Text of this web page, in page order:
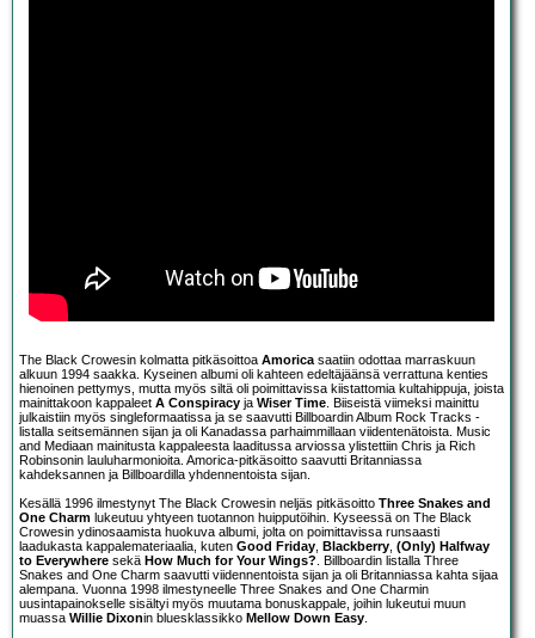
The Black Crowesin kolmatta pitkäsoittoa Amoricasaatiin odottaa marraskuun
alkuun 1994 saakka. Kyseinen albumi oli kahteen edeltäjäänsä verrattuna kenties
hienoinen pettymys, mutta myös siltä oli poimittavissa kiistattomia kultahippuja, joista
mainittakoon kappaleet A Conspiracy ja Wiser Time. Biiseistä viimeksi mainittu
julkaistiin myös singleformaatissa ja se saavutti Billboardin Album Rock Tracks -
listalla seitsemännen sijan ja oli Kanadassa parhaimmillaan viidentenätoista. Music
and Mediaan mainitusta kappaleesta laaditussa arviossa ylistettiin Chris ja Rich
Robinsonin lauluharmonioita. Amorica-pitkäsoitto saavutti Britanniassa
kahdeksannen ja Billboardilla yhdennentoista sijan.
Kesällä 1996 ilmestynyt The Black Crowesin neljäs pitkäsoitto Three Snakes and
One Charm lukeutuu yhtyeen tuotannon huipputöihin. Kyseessä on The Black
Crowesin ydinosaamista huokuva albumi, jolta on poimittavissa runsaasti
laadukasta kappalemateriaalia, kuten Good Friday, Blackberry, (Only) Halfway
to Everywhere sekä How Much for Your Wings?. Billboardin listalla Three
Snakes and One Charm saavutti viidennentoista sijan ja oli Britanniassa kahta sijaa
alempana. Vuonna 1998 ilmestyneelle Three Snakes and One Charmin
uusintapainokselle sisältyi myös muutama bonuskappale, joihin lukeutui muun
muassa Willie Dixonin bluesklassikko Mellow Down Easy.